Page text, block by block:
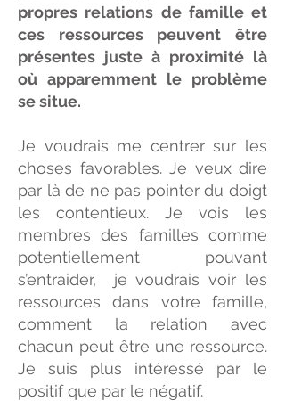
propres relations de famille et
ces ressources peuvent être
présentes juste à proximité là
où apparemment le problème
se situe.
Je voudrais me centrer sur les
choses favorables. Je veux dire
par là de ne pas pointer du doigt
les contentieux. Je vois les
membres des familles comme
potentiellement pouvant
s’entraider, je voudrais voir les
ressources dans votre famille,
comment la relation avec
chacun peut être une ressource.
Je suis plus intéressé par le
positif que par le négatif.